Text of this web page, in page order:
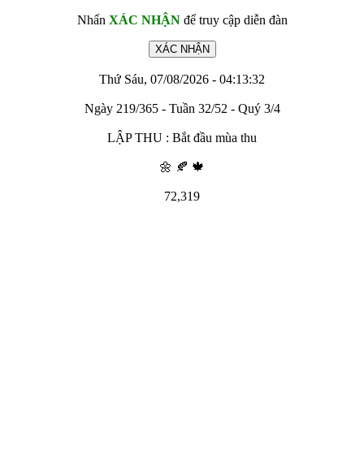
Nhấn XÁC NHẬNđể truy cập diễn đàn
Thứ Sáu, 07/08/2026 - 04:13:32
Ngày 219/365 - Tuần 32/52 - Quý 3/4
LẬP THU : Bắt đầu mùa thu
🌼 🍂 🍁
72,319